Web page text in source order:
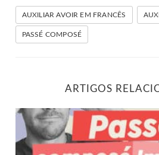
AUXILIAR AVOIR EM FRANCÊS
PASSÉ COMPOSÉ
ARTIGOS
Explorando o passado em